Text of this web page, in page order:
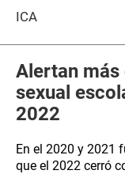
ICA
Alertan más
sexual
2022
En el 2020 y 2021
que el 2022 cerró